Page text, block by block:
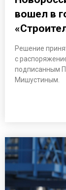
вошел в
Решение
с
подписанным
Мишустиным.